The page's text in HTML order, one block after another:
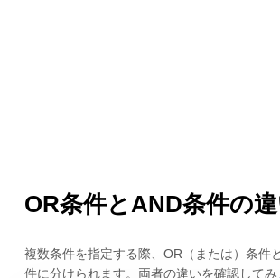
OR条件とAND条件の
複数条件を指定する際、OR（または）条件
件に分けられます。両者の違いを確認してみ